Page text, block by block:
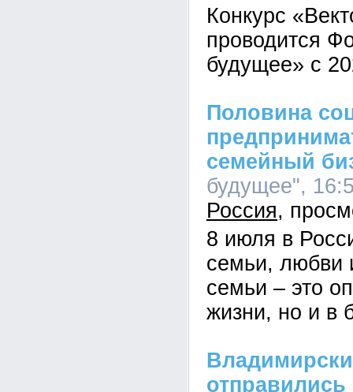
Конкурс
проводится
будущее» с
Половина
семейный
будущее",
Россия
8 июля в
семьи, любви
семьи – это
жизни, но и в